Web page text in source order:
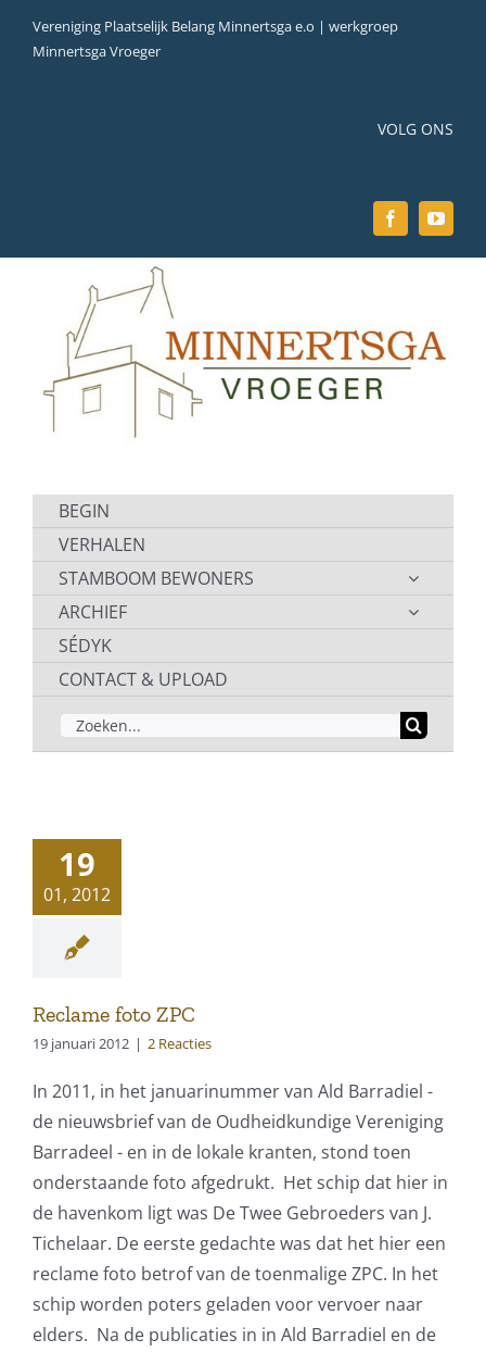
naar
Vereniging Plaatselijk Belang Minnertsga e.o | werkgroep
Minnertsga Vroeger
VOLG ONS
BEGIN
VERHALEN
STAMBOOM BEWONERS
ARCHIEF
SÉDYK
CONTACT & UPLOAD
ZOEKEN
NAAR:
19
01, 2012
Reclame foto ZPC
19 januari 2012 | 2 Reacties
In 2011, in het januarinummer van Ald Barradiel -
de nieuwsbrief van de Oudheidkundige Vereniging
Barradeel - en in de lokale kranten, stond toen
onderstaande foto afgedrukt. Het schip dat hier in
de havenkom ligt was De Twee Gebroeders van J.
Tichelaar. De eerste gedachte was dat het hier een
reclame foto betrof van de toenmalige ZPC. In het
schip worden poters geladen voor vervoer naar
elders. Na de publicaties in in Ald Barradiel en de